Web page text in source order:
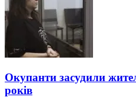
Окупанти засудили
років